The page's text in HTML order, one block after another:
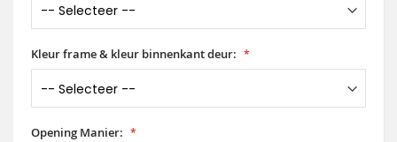
Kleur frame & kleur binnenkant deur:
Opening Manier: